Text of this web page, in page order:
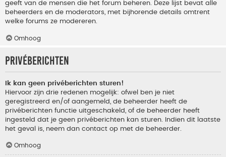
geeft van de mensen die het forum beheren. Deze lijst bevat alle
beheerders en de moderators, met bijhorende details omtrent
welke forums ze modereren.
Omhoog
Privéberichten
Ik kan geen privéberichten sturen!
Hiervoor zijn drie redenen mogelijk: ofwel ben je niet
geregistreerd en/of aangemeld, de beheerder heeft de
privéberichten functie uitgeschakeld, of de beheerder heeft
ingesteld dat je geen privéberichten kan sturen. Indien dit laatste
het geval is, neem dan contact op met de beheerder.
Omhoog